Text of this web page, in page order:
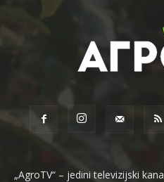
„AgroTV“ – jedini televizijski